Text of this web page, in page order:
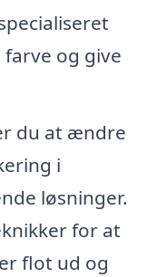
og give
du at ændre
i
løsninger.
for at
flot ud og